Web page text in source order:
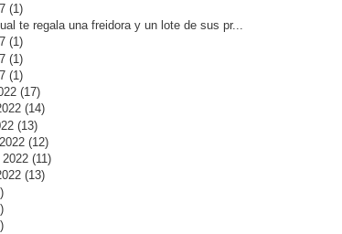
(1)
te regala una freidora y un lote de sus pr...
(1)
(1)
(1)
(17)
(14)
(13)
(12)
2022 (11)
(13)